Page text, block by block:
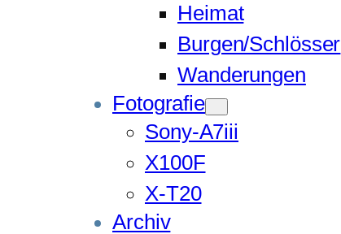
Heimat
Burgen/Schlösser
Wanderungen
Fotografie
Sony-A7iii
X100F
X-T20
Archiv